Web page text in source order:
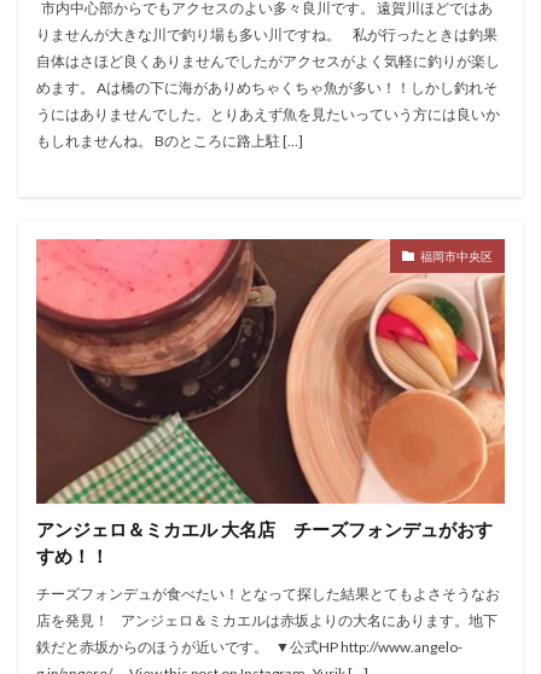
市内中心部からでもアクセスのよい多々良川です。 遠賀川ほどではあ
りませんが大きな川で釣り場も多い川ですね。 私が行ったときは釣果
自体はさほど良くありませんでしたがアクセスがよく気軽に釣りが楽し
めます。 Aは橋の下に海がありめちゃくちゃ魚が多い！！しかし釣れそ
うにはありませんでした。とりあえず魚を見たいっていう方には良いか
もしれませんね。 Bのところに路上駐 […]
福岡市中央区
アンジェロ＆ミカエル 大名店 チーズフォンデュがおす
すめ！！
チーズフォンデュが食べたい！となって探した結果とてもよさそうなお
店を発見！ アンジェロ＆ミカエルは赤坂よりの大名にあります。地下
鉄だと赤坂からのほうが近いです。 ▼公式HP http://www.angelo-